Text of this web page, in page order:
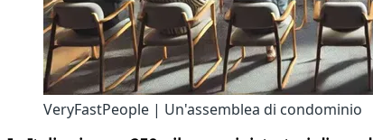
VeryFastPeople | Un'assemblea di condominio